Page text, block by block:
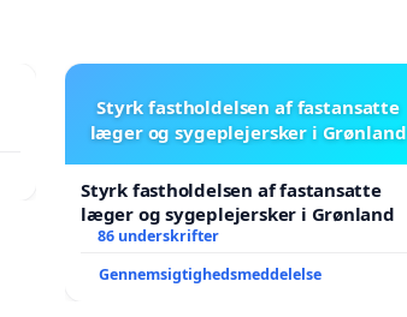
Styrk fastholdelsen af fastansatte
læger og sygeplejersker i Grønland
Styrk fastholdelsen af fastansatte
læger og sygeplejersker i Grønland
86 underskrifter
Gennemsigtighedsmeddelelse